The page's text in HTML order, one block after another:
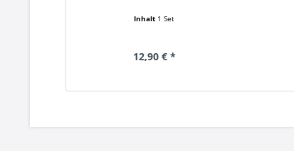
Inhalt 1 Set
12,90 € *